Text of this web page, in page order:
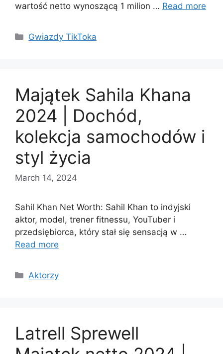
wartość netto wynoszącą 1 milion … Read more
Categories
Gwiazdy TikToka
Majątek Sahila Khana
2024 | Dochód,
kolekcja samochodów i
styl życia
March 14, 2024
Sahil Khan Net Worth: Sahil Khan to indyjski
aktor, model, trener fitnessu, YouTuber i
przedsiębiorca, który stał się sensacją w …
Read more
Categories
Aktorzy
Latrell Sprewell